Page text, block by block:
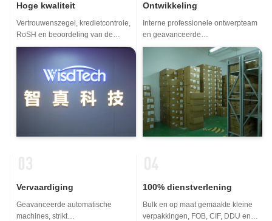
Hoge kwaliteit
Vertrouwenszegel, kredietcontrole,
RoSH en beoordeling van de
leverancierscapaciteit. Het bedrijf
heeft een strikt
kwaliteitscontrolesysteem en een
professioneel testlaboratorium.
Ontwikkeling
Interne professionele ontwerpteam
en geavanceerde
machineworkshop. We kunnen
samenwerken om de producten te
ontwikkelen die je nodig hebt.
Vervaardiging
Geavanceerde automatische
machines, strikt
100% dienstverlening
Bulk en op maat gemaakte kleine
verpakkingen, FOB, CIF, DDU en